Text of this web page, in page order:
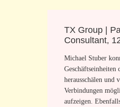
TX Group |
Consultant,
Michael Stuber
Geschäftseinheiten
herausschälen und
Verbindungen
aufzeigen.